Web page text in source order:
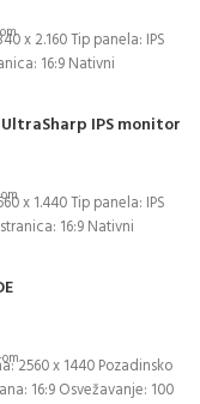
x 2.160 Tip panela: IPS
16:9 Nativni
UltraSharp IPS monitor
x 1.440 Tip panela: IPS
16:9 Nativni
2560 x 1440 Pozadinsko
16:9 Osvežavanje: 100